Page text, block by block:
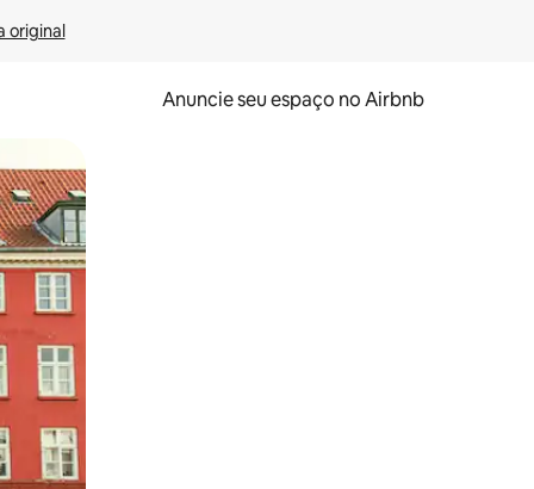
original
Anuncie seu espaço no Airbnb
o dedo na tela.